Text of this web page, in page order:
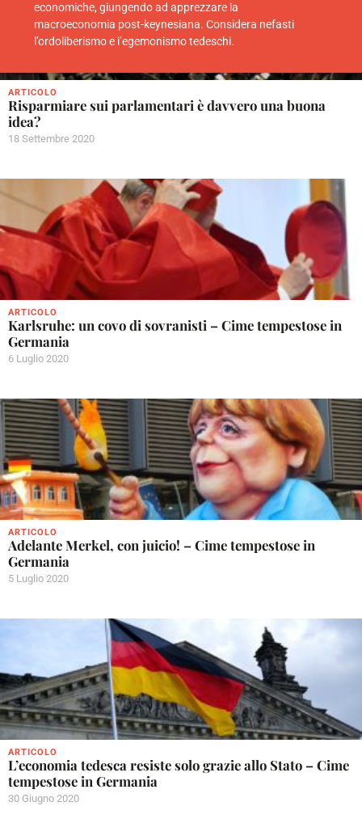
economiche, giungendo ad apprezzare la
macroeconomia post-keynesiana. Considera nefasti
l’ordoliberismo e i’egemonismo tedeschi.
ARTICOLO
Risparmiare sui parlamentari è davvero una buona
idea?
18 Settembre 2020
ARTICOLO
Karlsruhe: un covo di sovranisti – Cime tempestose in
Germania
6 Luglio 2020
ARTICOLO
Adelante Merkel, con juicio! – Cime tempestose in
Germania
5 Luglio 2020
ARTICOLO
L’economia tedesca resiste solo grazie allo Stato – Cime
tempestose in Germania
30 Giugno 2020